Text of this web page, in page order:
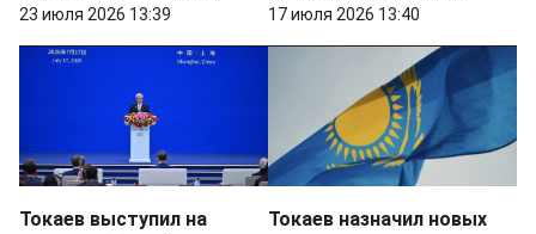
23 июля 2026 13:39 17 июля 2026 13:40
Токаев выступил на
Токаев назначил новых